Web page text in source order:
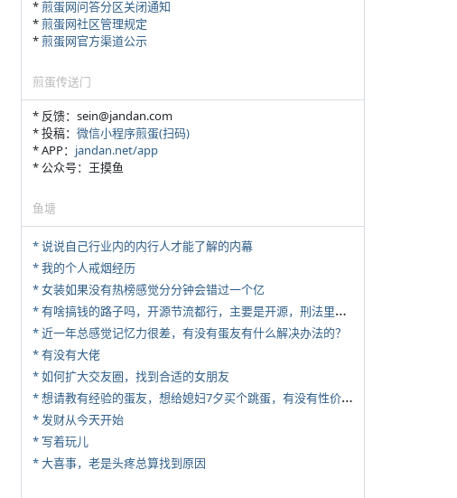
*煎蛋网问答分区关闭通知
*煎蛋网社区管理规定
*煎蛋网官方渠道公示
煎蛋传送门
* 反馈：sein@jandan.com
* 投稿： 微信小程序煎蛋(扫码)
* APP： jandan.net/app
* 公众号：王摸鱼
鱼塘
* 说说自己行业内的内行人才能了解的内幕
* 我的个人戒烟经历
* 女装如果没有热榜感觉分分钟会错过一个亿
*
有啥搞钱的路子吗，开源节流都行，主要是开源，刑法里的咱不做
* 近一年总感觉记忆力很差，有没有蛋友有什么解决办法的？
* 有没有大佬
* 如何扩大交友圈，找到合适的女朋友
*
想请教有经验的蛋友，想给媳妇7夕买个跳蛋，有没有性价比高的推荐
* 发财从今天开始
* 写着玩儿
* 大喜事，老是头疼总算找到原因